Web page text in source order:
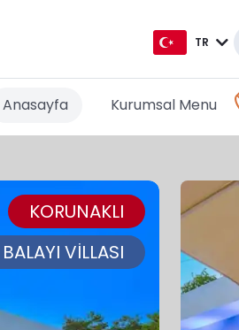
TR
DE
GR
Anasayfa Kurumsal Menu
KORUNAKLI
BALAYI VİLLASI